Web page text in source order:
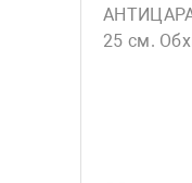
25 см.